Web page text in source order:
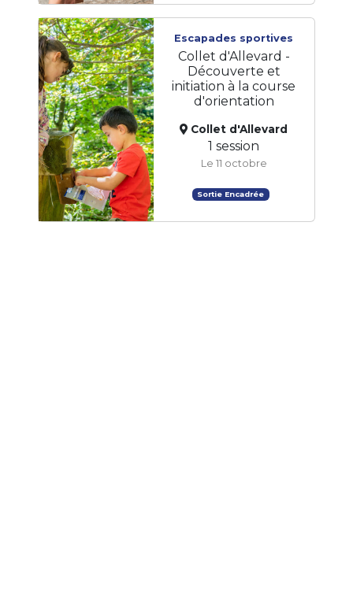
Escapades sportives
Collet d'Allevard -
Découverte et
initiation à la course
d'orientation
Collet d'Allevard
1 session
Le 11 octobre
Sortie Encadrée